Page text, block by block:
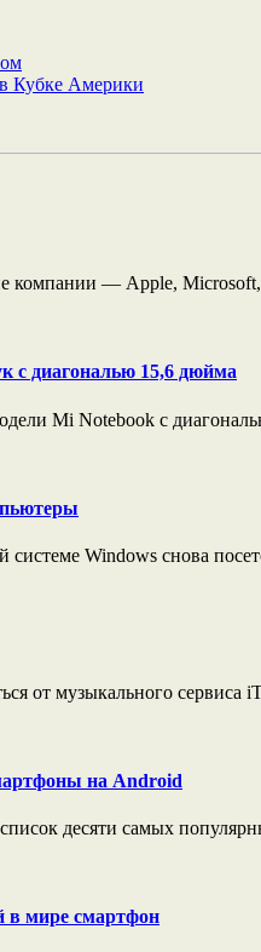
Кубке Америки
компании — Apple,
с диагональю 15,6 дюйма
Mi Notebook с
Windows снова
от музыкального
на Android
десяти самых
в мире смартфон